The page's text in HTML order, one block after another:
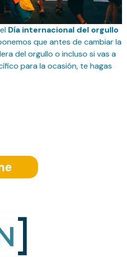
Día internacional del orgullo
que antes de cambiar la
del orgullo o incluso si vas a
para la ocasión, te hagas